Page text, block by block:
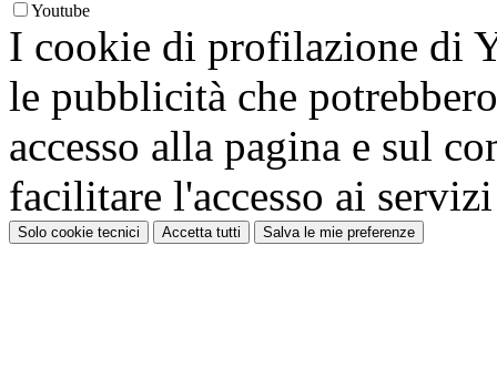
Youtube
I cookie di profilazione di
le pubblicità che
accesso alla pagina e sul
facilitare l'accesso ai
Solo cookie tecnici Accetta tutti Salva le mie preferenze